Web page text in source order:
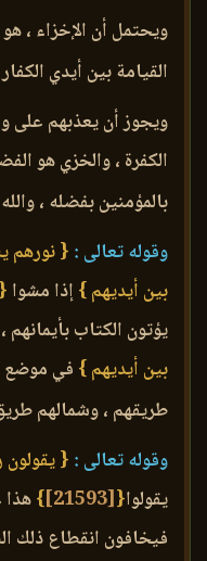
ويحتمل أن الإخزاء ،
القيامة بين أيدي
ويجوز أن يعذبهم على
الكفرة ، والخزي هو
بالمؤمنين بفضله ،
وقوله تعالى : { نورهم
بين أيديهم }إذا مشوا
يؤتون الكتاب
بين أيديهم }في موضع
طريقهم ، وشمالهم
وقوله تعالى : { يقولون
يقولوا{
[21593]
}هذا
فيخافون انقطاع ذلك